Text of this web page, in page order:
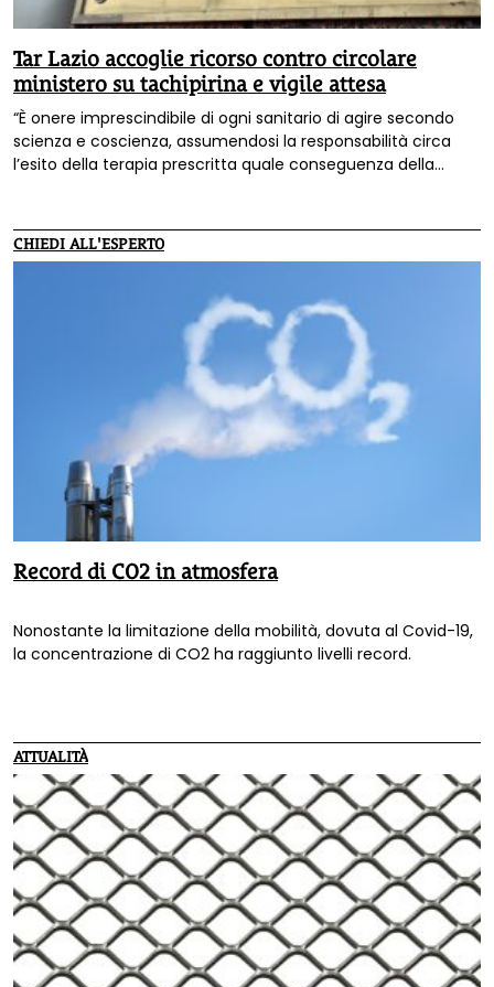
Tar Lazio accoglie ricorso contro circolare
ministero su tachipirina e vigile attesa
“È onere imprescindibile di ogni sanitario di agire secondo
scienza e coscienza, assumendosi la responsabilità circa
l’esito della terapia prescritta quale conseguenza della
ricorso presentato dal Comitato Cura Domiciliare Covid-19,
a firma del presidente e avvocato Erich Grimaldi e
ministeriali del 26 aprile 2021, per il trattamento domiciliare
Aggiornamento 19 gennaio: il Consiglio di
Stato ha sospeso la sentenza con la quale il
Tar del Lazio
aveva annullato la circolare sulle terapie domiciliari Covid
emessa dal ministero della Salute il 26 aprile 2021
CHIEDI ALL'ESPERTO
Record di CO2 in atmosfera
Nonostante la limitazione della mobilità, dovuta al Covid-19,
la concentrazione di CO2 ha raggiunto livelli record.
ATTUALITÀ